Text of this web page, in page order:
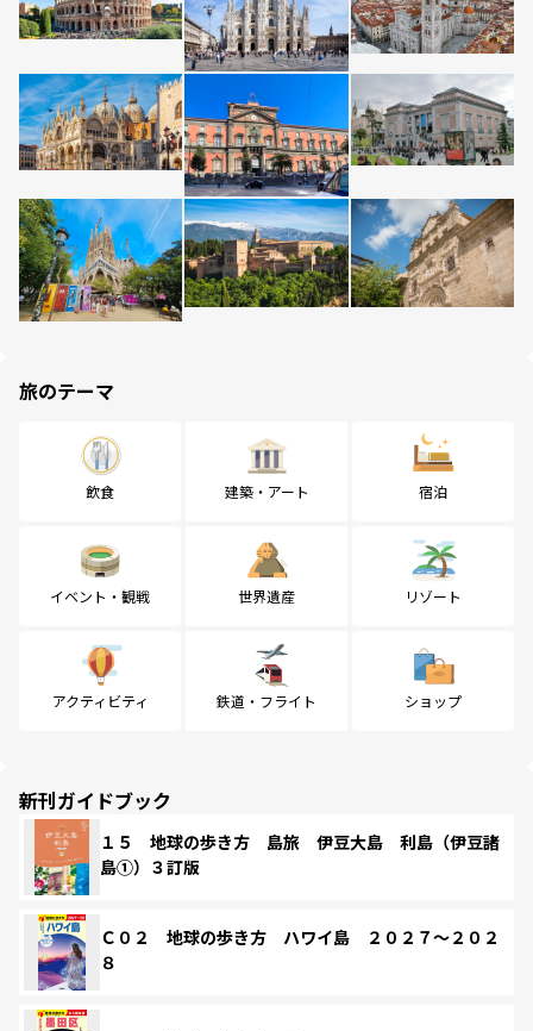
旅のテーマ
飲食 建築・アート 宿泊
イベント・観戦 世界遺産 リゾート
アクティビティ 鉄道・フライト ショップ
新刊ガイドブック
１５ 地球の歩き方 島旅 伊豆大島 利島（伊豆諸
島①）３訂版
Ｃ０２ 地球の歩き方 ハワイ島 ２０２７～２０２
８